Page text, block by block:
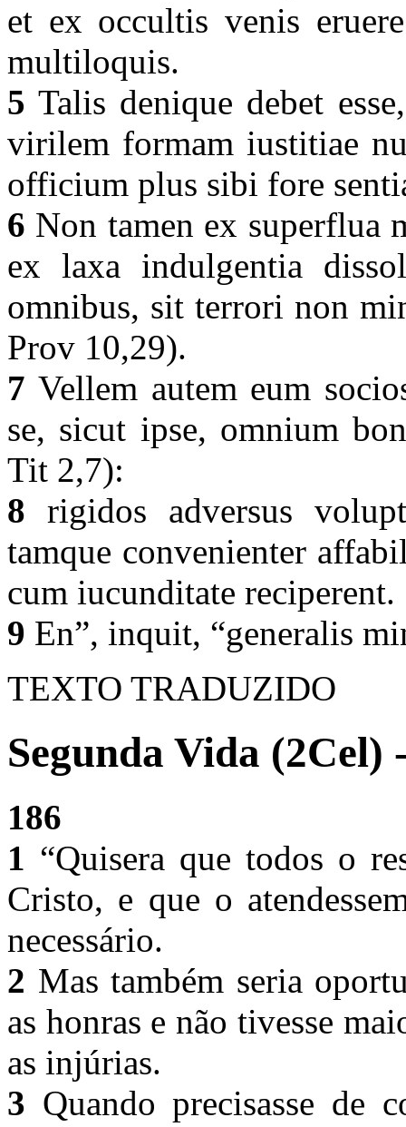
et ex occultis venis
multiloquis.
5 Talis denique debet
virilem formam iustitiae
officium plus sibi fore
6 Non tamen ex superflua
ex laxa indulgentia
omnibus, sit terrori non
Prov 10,29).
7 Vellem autem eum
se, sicut ipse, omnium
Tit 2,7):
8 rigidos adversus
tamque convenienter
cum iucunditate reciperent.
9 En”, inquit, “generalis
TEXTO TRADUZIDO
Segunda Vida (2Cel)
186
1 “Quisera que todos o
Cristo, e que o
necessário.
2 Mas também seria
as honras e não tivesse
as injúrias.
3 Quando precisasse de